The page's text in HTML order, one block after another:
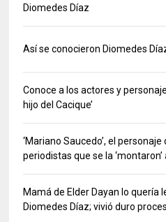
Diomedes Díaz
Así se conocieron Diomedes
Conoce a los actores y
hijo del Cacique’
‘Mariano Saucedo’, el
periodistas que se la ‘montaron’
Mamá de Elder Dayan lo quería
Diomedes Díaz; vivió duro